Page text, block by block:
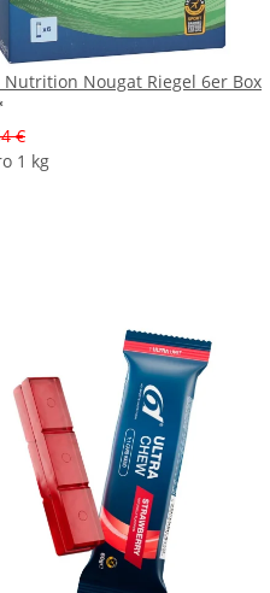
Nutrition Nougat Riegel 6er Box
€
1 kg